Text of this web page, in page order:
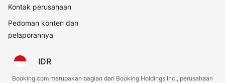
Kontak perusahaan
Pedoman konten dan
pelaporannya
IDR
Booking.com merupakan bagian dari Booking Holdings Inc., perusahaan